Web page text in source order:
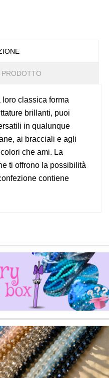
classica forma
brillanti, puoi
in qualunque
ai bracciali e agli
che ami. La
ti offrono la possibilità
contiene